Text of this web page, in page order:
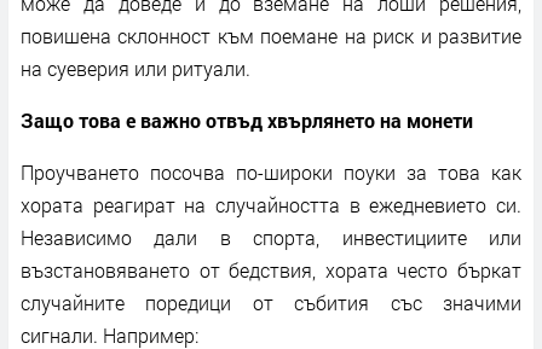
повишена склонност към поемане на риск и развитие
на суеверия или ритуали.
Защо това е важно отвъд хвърлянето на монети
Проучването посочва по-широки поуки за това как
хората реагират на случайността в ежедневието си.
Независимо дали в спорта, инвестициите или
възстановяването от бедствия, хората често бъркат
случайните поредици от събития със значими
сигнали. Например: